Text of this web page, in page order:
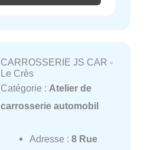
CARROSSERIE JS CAR -
Le Crès
Catégorie : Atelier de
carrosserie automobil
Adresse : 8 Rue